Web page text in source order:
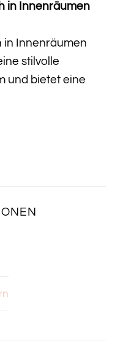
in Innenräumen
in Innenräumen
stilvolle
und bietet eine